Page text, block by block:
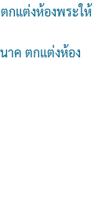
กแต่งห้องพระให้
าค ตกแต่งห้อง